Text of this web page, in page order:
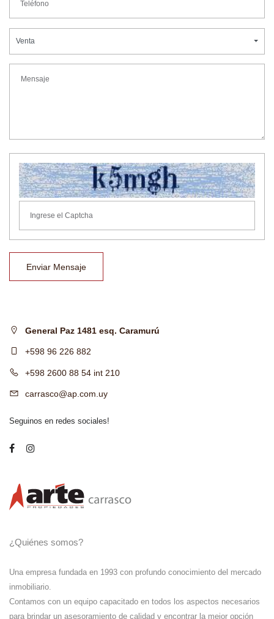
Venta
Enviar Mensaje
General Paz 1481 esq. Caramurú
+598 96 226 882
+598 2600 88 54 int 210
carrasco@ap.com.uy
Seguinos en redes sociales!
¿Quiénes somos?
Una empresa fundada en 1993 con profundo conocimiento del mercado
inmobiliario.
Contamos con un equipo capacitado en todos los aspectos necesarios
para brindar un asesoramiento de calidad y encontrar la mejor opción